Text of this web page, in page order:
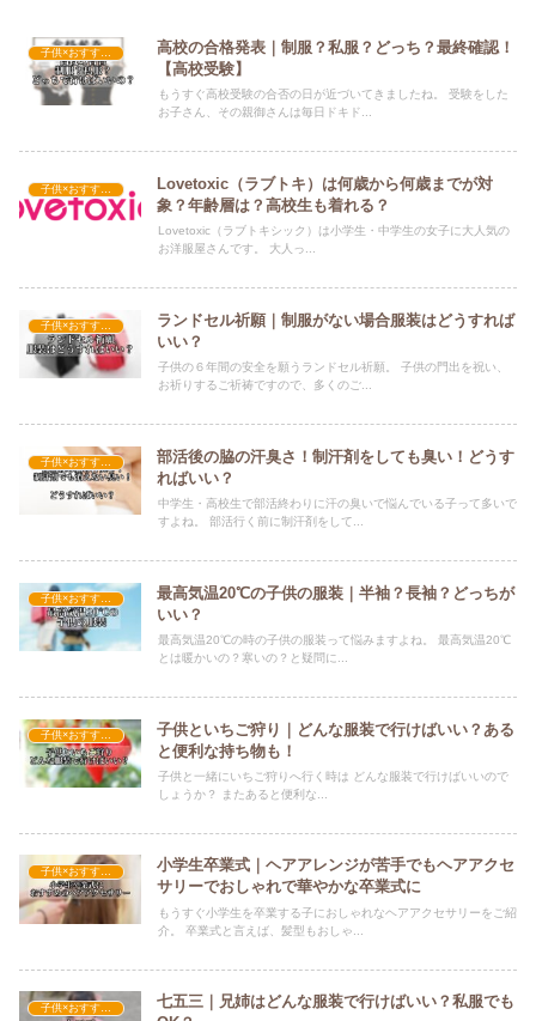
子供×おすすめの服装
高校の合格発表｜制服？私服？どっち？最終確認！
【高校受験】
もうすぐ高校受験の合否の日が近づいてきましたね。 受験をした
お子さん、その親御さんは毎日ドキド...
子供×おすすめの服装
Lovetoxic（ラブトキ）は何歳から何歳までが対
象？年齢層は？高校生も着れる？
Lovetoxic（ラブトキシック）は小学生・中学生の女子に大人気の
お洋服屋さんです。 大人っ...
子供×おすすめの服装
ランドセル祈願｜制服がない場合服装はどうすれば
いい？
子供の６年間の安全を願うランドセル祈願。 子供の門出を祝い、
お祈りするご祈祷ですので、多くのご...
部活後の脇の汗臭さ！制汗剤をしても臭い！どうす
ればいい？
中学生・高校生で部活終わりに汗の臭いで悩んでいる子って多いで
すよね。 部活行く前に制汗剤をして...
最高気温20℃の子供の服装｜半袖？長袖？どっちが
いい？
最高気温20℃の時の子供の服装って悩みますよね。 最高気温20℃
とは暖かいの？寒いの？と疑問に...
子供といちご狩り｜どんな服装で行けばいい？ある
と便利な持ち物も！
子供と一緒にいちご狩りへ行く時は どんな服装で行けばいいので
しょうか？ またあると便利な...
小学生卒業式｜ヘアアレンジが苦手でもヘアアクセ
サリーでおしゃれで華やかな卒業式に
もうすぐ小学生を卒業する子におしゃれなヘアアクセサリーをご紹
介。 卒業式と言えば、髪型もおしゃ...
七五三｜兄姉はどんな服装で行けばいい？私服でも